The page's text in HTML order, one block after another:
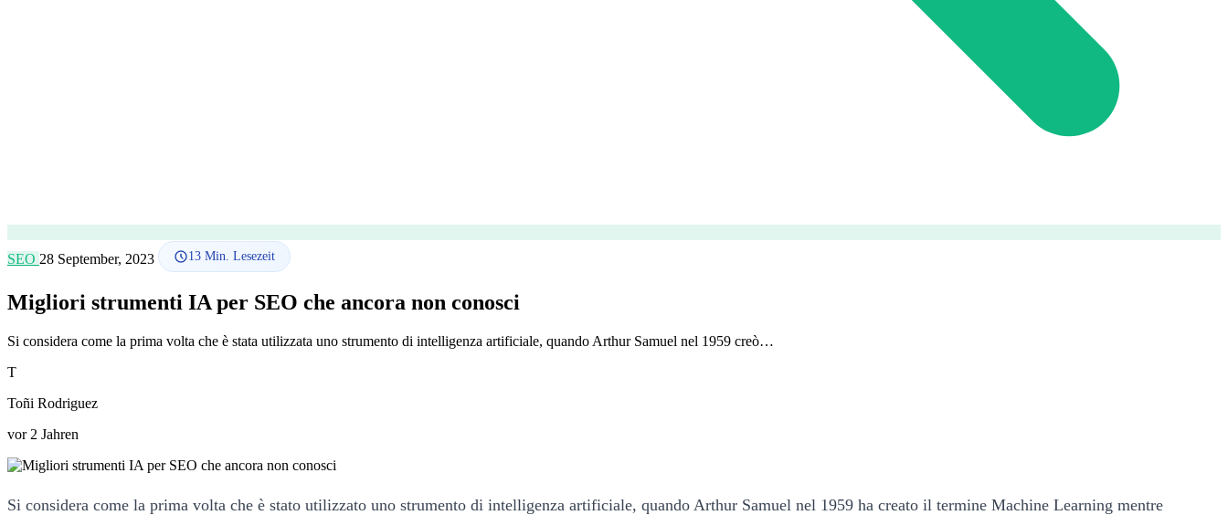
SEO 28 September, 2023 13 Min. Lesezeit
Migliori strumenti IA per SEO che ancora non conosci
Si considera come la prima volta che è stata utilizzata uno strumento di intelligenza artificiale, quando Arthur Samuel nel 1959 creò…
T
Toñi Rodriguez
vor 2 Jahren
Si considera come la prima volta che è stato utilizzato uno strumento di intelligenza artificiale, quando Arthur Samuel nel 1959 ha creato il termine Machine Learning mentre